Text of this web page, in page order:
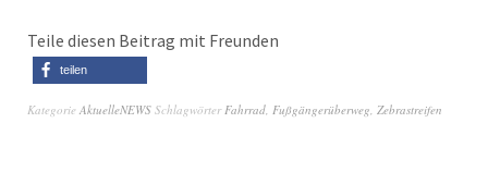
Teile diesen Beitrag mit Freunden
teilen
Kategorie AktuelleNEWS SchlagwörterFahrrad, Fußgängerüberweg, Zebrastreifen